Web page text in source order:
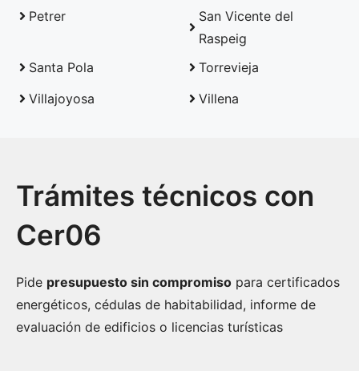
Petrer
San Vicente del
Raspeig
Santa Pola
Torrevieja
Villajoyosa
Villena
Trámites técnicos con
Cer06
Pide presupuesto sin compromiso para certificados
energéticos, cédulas de habitabilidad, informe de
evaluación de edificios o licencias turísticas